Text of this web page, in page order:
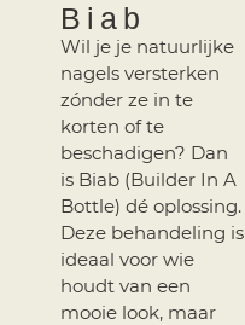
Biab
Wil je je natuurlijke
nagels versterken
zónder ze in te
korten of te
beschadigen? Dan
is Biab (Builder In A
Bottle) dé oplossing.
Deze behandeling is
ideaal voor wie
houdt van een
mooie look, maar